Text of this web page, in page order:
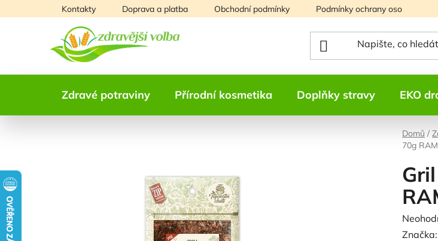
na
Kontakty Doprava a platba Obchodní podmínky Podmínky ochrany osobních
Zdravé potraviny Přírodní kosmetika Doplňky stravy EKO
Domů /
70g
Značka: